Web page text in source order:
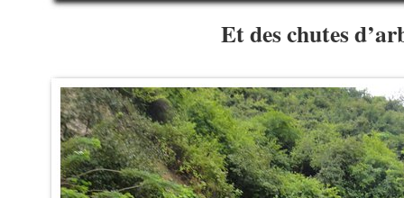
Et des chutes